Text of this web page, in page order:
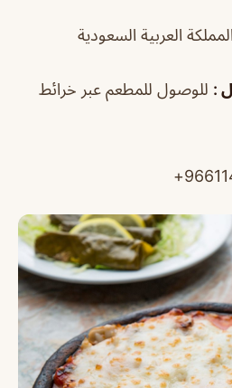
العربية السعودية
: للوصول للمطعم عبر خرائط